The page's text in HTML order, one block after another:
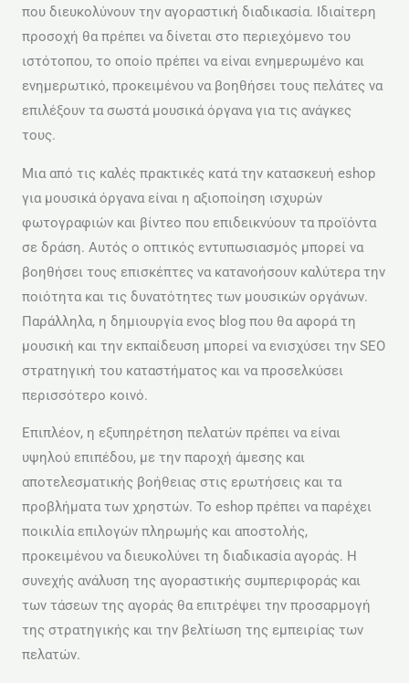
που διευκολύνουν την αγοραστική διαδικασία. Ιδιαίτερη
προσοχή θα πρέπει να δίνεται στο περιεχόμενο του
ιστότοπου, το οποίο πρέπει να είναι ενημερωμένο και
ενημερωτικό, προκειμένου να βοηθήσει τους πελάτες να
επιλέξουν τα σωστά μουσικά όργανα για τις ανάγκες
τους.
Μια από τις καλές πρακτικές κατά την κατασκευή eshop
για μουσικά όργανα είναι η αξιοποίηση ισχυρών
φωτογραφιών και βίντεο που επιδεικνύουν τα προϊόντα
σε δράση. Αυτός ο οπτικός εντυπωσιασμός μπορεί να
βοηθήσει τους επισκέπτες να κατανοήσουν καλύτερα την
ποιότητα και τις δυνατότητες των μουσικών οργάνων.
Παράλληλα, η δημιουργία ενος blog που θα αφορά τη
μουσική και την εκπαίδευση μπορεί να ενισχύσει την SEO
στρατηγική του καταστήματος και να προσελκύσει
περισσότερο κοινό.
Επιπλέον, η εξυπηρέτηση πελατών πρέπει να είναι
υψηλού επιπέδου, με την παροχή άμεσης και
αποτελεσματικής βοήθειας στις ερωτήσεις και τα
προβλήματα των χρηστών. Το eshop πρέπει να παρέχει
ποικιλία επιλογών πληρωμής και αποστολής,
προκειμένου να διευκολύνει τη διαδικασία αγοράς. Η
συνεχής ανάλυση της αγοραστικής συμπεριφοράς και
των τάσεων της αγοράς θα επιτρέψει την προσαρμογή
της στρατηγικής και την βελτίωση της εμπειρίας των
πελατών.